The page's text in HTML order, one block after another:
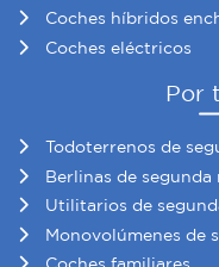
Coches híbridos
Coches eléctricos
Por
Todoterrenos de
Berlinas de segunda
Utilitarios de
Monovolúmenes de